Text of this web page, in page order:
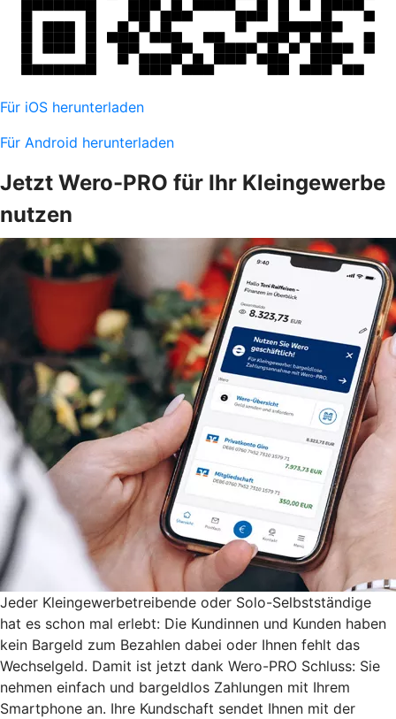
Für iOS herunterladen
Für Android herunterladen
Jetzt Wero-PRO für Ihr Kleingewerbe
nutzen
Jeder Kleingewerbetreibende oder Solo-Selbstständige
hat es schon mal erlebt: Die Kundinnen und Kunden haben
kein Bargeld zum Bezahlen dabei oder Ihnen fehlt das
Wechselgeld. Damit ist jetzt dank Wero-PRO Schluss: Sie
nehmen einfach und bargeldlos Zahlungen mit Ihrem
Smartphone an. Ihre Kundschaft sendet Ihnen mit der